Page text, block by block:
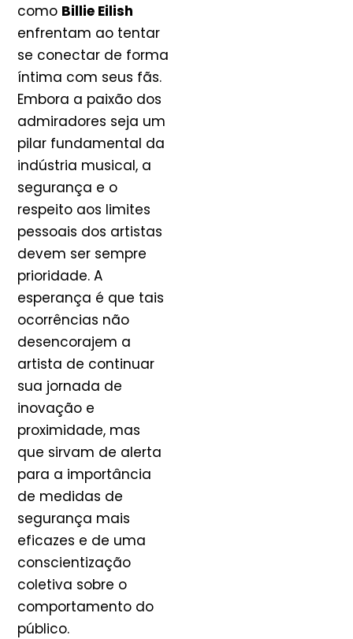
como Billie Eilish
enfrentam ao tentar
se conectar de forma
íntima com seus fãs.
Embora a paixão dos
admiradores seja um
pilar fundamental da
indústria musical, a
segurança e o
respeito aos limites
pessoais dos artistas
devem ser sempre
prioridade. A
esperança é que tais
ocorrências não
desencorajem a
artista de continuar
sua jornada de
inovação e
proximidade, mas
que sirvam de alerta
para a importância
de medidas de
segurança mais
eficazes e de uma
conscientização
coletiva sobre o
comportamento do
público.